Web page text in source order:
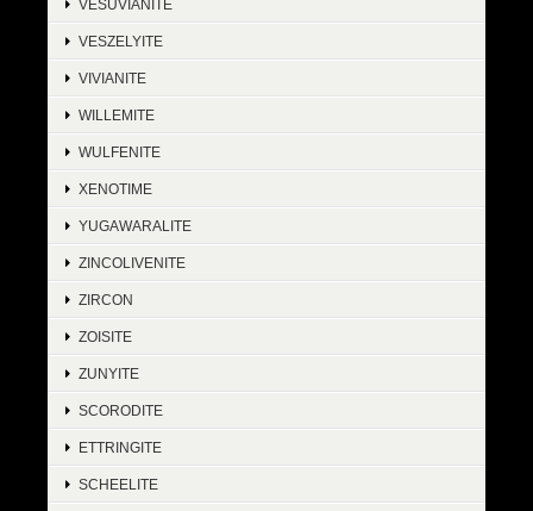
VESUVIANITE
VESZELYITE
VIVIANITE
WILLEMITE
WULFENITE
XENOTIME
YUGAWARALITE
ZINCOLIVENITE
ZIRCON
ZOISITE
ZUNYITE
SCORODITE
ETTRINGITE
SCHEELITE